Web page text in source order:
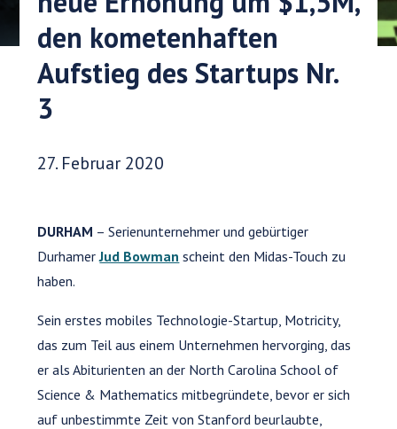
den kometenhaften
Aufstieg des Startups Nr.
3
Veröffentlichungsdatum:
27. Februar 2020
DURHAM – Serienunternehmer und gebürtiger
DurhamerJud Bowman scheint den Midas-Touch zu
haben.
Sein erstes mobiles Technologie-Startup, Motricity,
das zum Teil aus einem Unternehmen hervorging, das
er als Abiturienten an der North Carolina School of
Science & Mathematics mitbegründete, bevor er sich
auf unbestimmte Zeit von Stanford beurlaubte,